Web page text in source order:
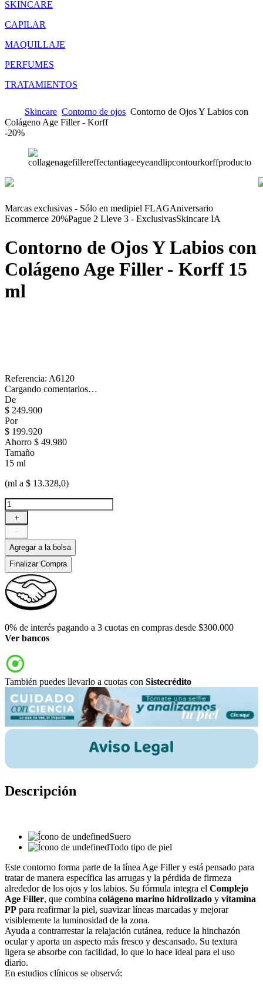
SKINCARE
CAPILAR
MAQUILLAJE
PERFUMES
TRATAMIENTOS
Skincare Contorno de ojos Contorno de Ojos Y Labios con
Colágeno Age Filler - Korff
-20%
Marcas exclusivas - Sólo en medipiel FLAGAniversario
Ecommerce 20%Pague 2 Lleve 3 - ExclusivasSkincare IA
Contorno de Ojos Y Labios con
Colágeno Age Filler - Korff 15
ml
Referencia: A6120
Cargando comentarios…
De
$ 249.900
Por
$ 199.920
Ahorro $ 49.980
Tamaño
15 ml
(ml a $ 13.328,0)
＋
－
Agregar a la bolsa
Finalizar Compra
0% de interés pagando a 3 cuotas en compras desde $300.000
Ver bancos
También puedes llevarlo a cuotas con Sistecrédito
Descripción
Suero
Todo tipo de piel
Este contorno forma parte de la línea Age Filler y está pensado para
tratar de manera específica las arrugas y la pérdida de firmeza
alrededor de los ojos y los labios. Su fórmula integra el Complejo
Age Filler, que combina colágeno marino hidrolizado y vitamina
PP para reafirmar la piel, suavizar líneas marcadas y mejorar
visiblemente la luminosidad de la zona.
Ayuda a contrarrestar la relajación cutánea, reduce la hinchazón
ocular y aporta un aspecto más fresco y descansado. Su textura
ligera se absorbe con facilidad, lo que lo hace ideal para el uso
diario.
En estudios clínicos se observó: